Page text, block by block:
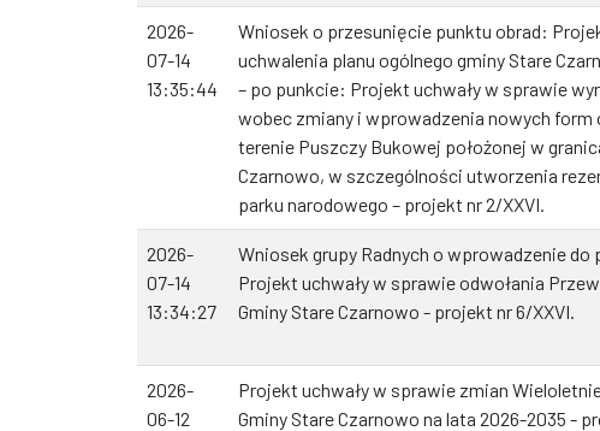
2026-
07-14
13:35:44
Wniosek o przesunięcie punktu obrad:
uchwalenia planu ogólnego gminy Stare
– po punkcie: Projekt uchwały w sprawie
wobec zmiany i wprowadzenia nowych form
terenie Puszczy Bukowej położonej w
Czarnowo, w szczególności utworzenia
parku narodowego – projekt nr 2/XXVI.
2026-
07-14
13:34:27
Wniosek grupy Radnych o wprowadzenie do
Projekt uchwały w sprawie odwołania
Gminy Stare Czarnowo - projekt nr 6/XXVI.
2026-
06-12
Projekt uchwały w sprawie zmian
Gminy Stare Czarnowo na lata 2026-2035 -